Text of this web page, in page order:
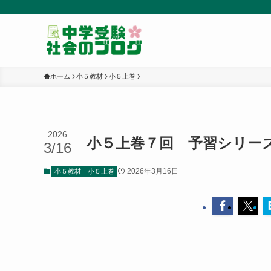
ホーム 小５教材 小５上巻
小５上巻７回 予習シリー
2026
3/16
小５教材 小５上巻 2026年3月16日